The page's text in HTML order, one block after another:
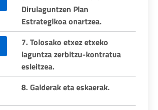
Dirulaguntzen Plan
Estrategikoa onartzea.
7. Tolosako etxez etxeko
laguntza zerbitzu-kontratua
esleitzea.
8. Galderak eta eskaerak.